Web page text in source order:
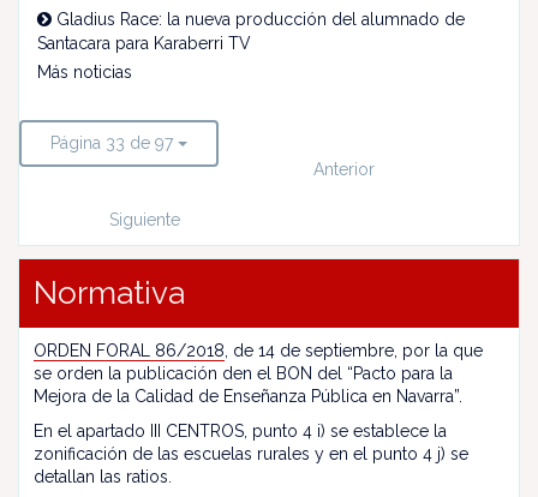
Gladius Race: la nueva producción del alumnado de
Santacara para Karaberri TV
Más noticias
Página 33 de 97
Anterior
Siguiente
Normativa
ORDEN FORAL 86/2018 , de 14 de septiembre, por la que
se orden la publicación den el BON del “Pacto para la
Mejora de la Calidad de Enseñanza Pública en Navarra”.
En el apartado III CENTROS, punto 4 i) se establece la
zonificación de las escuelas rurales y en el punto 4 j) se
detallan las ratios.